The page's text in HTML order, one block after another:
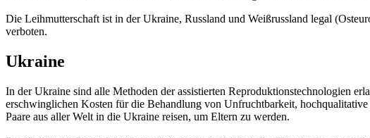
Die Leihmutterschaft ist in der Ukraine, Russland und Weißrussland legal
verboten.
Ukraine
In der Ukraine sind alle Methoden der assistierten Reproduktionstechnologien
erschwinglichen Kosten für die Behandlung von Unfruchtbarkeit,
Paare aus aller Welt in die Ukraine reisen, um Eltern zu werden.